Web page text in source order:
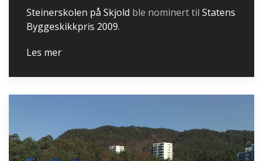
Steinerskolen på Skjold ble nominert til Statens
Byggeskikkpris 2009.
Les mer